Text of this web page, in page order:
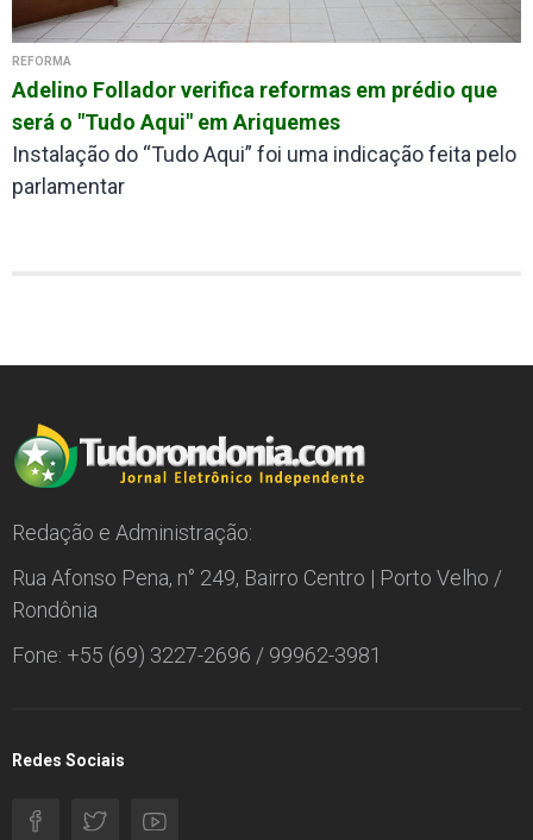
REFORMA
Adelino Follador verifica reformas em prédio que
será o "Tudo Aqui" em Ariquemes
Instalação do “Tudo Aqui” foi uma indicação feita pelo
parlamentar
Redação e Administração:
Rua Afonso Pena, n° 249, Bairro Centro | Porto Velho /
Rondônia
Fone: +55 (69) 3227-2696 / 99962-3981
Redes Sociais